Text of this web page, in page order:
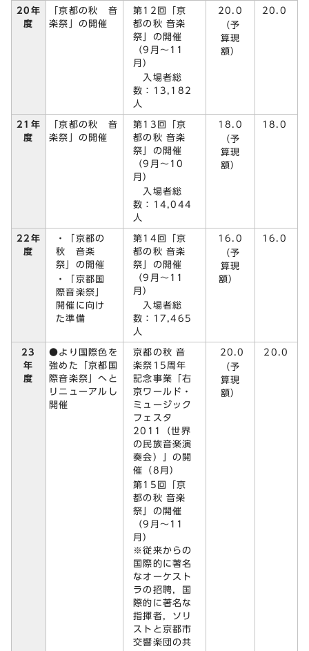
20年
度
「京都の秋 音
楽祭」の開催
第12回「京
都の秋 音楽
祭」の開催
（9月～11
月）
入場者総
数：13,182
人
20.0
（予
算現
額）
20.0
21年
度
「京都の秋 音
楽祭」の開催
第13回「京
都の秋 音楽
祭」の開催
（9月～10
月）
入場者総
数：14,044
人
18.0
（予
算現
額）
18.0
22年
度
・「京都の
秋 音楽
祭」の開催
・「京都国
際音楽祭」
開催に向け
た準備
第14回「京
都の秋 音楽
祭」の開催
（9月～11
月）
入場者総
数：17,465
人
16.0
（予
算現
額）
16.0
23
年
度
●より国際色を
強めた「京都国
際音楽祭」へと
リニューアルし
開催
京都の秋 音
楽祭15周年
記念事業「右
京ワールド・
ミュージック
フェスタ
2011（世界
の民族音楽演
奏会）」の開
催（8月）
第15回「京
都の秋 音楽
祭」の開催
（9月～11
月）
※従来からの
国際的に著名
なオーケスト
ラの招聘，国
際的に著名な
指揮者，ソリ
ストと京都市
交響楽団の共
20.0
（予
算現
額）
20.0